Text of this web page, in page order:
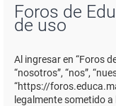
Foros de
de uso
Al ingresar en “Foros
“nosotros”, “nos”,
“https://
legalmente sometido